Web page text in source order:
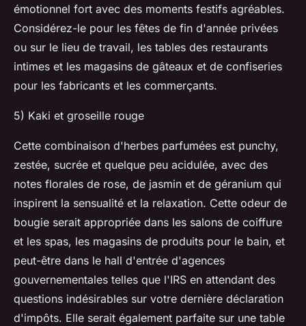
émotionnel fort avec des moments festifs agréables.
Considérez-le pour les fêtes de fin d'année privées
ou sur le lieu de travail, les tables des restaurants
intimes et les magasins de gâteaux et de confiseries
pour les fabricants et les commerçants.
5) Kaki et groseille rouge
Cette combinaison d'herbes parfumées est punchy,
zestée, sucrée et quelque peu acidulée, avec des
notes florales de rose, de jasmin et de géranium qui
inspirent la sensualité et la relaxation. Cette odeur de
bougie serait appropriée dans les salons de coiffure
et les spas, les magasins de produits pour le bain, et
peut-être dans le hall d'entrée d'agences
gouvernementales telles que l'IRS en attendant des
questions indésirables sur votre dernière déclaration
d'impôts. Elle serait également parfaite sur une table